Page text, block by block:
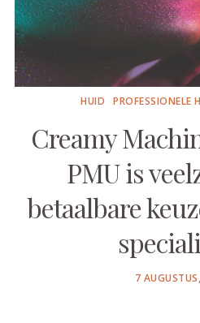
HUID PROFESSIONELE
Creamy
PMU is
betaalbare
POSTED
7